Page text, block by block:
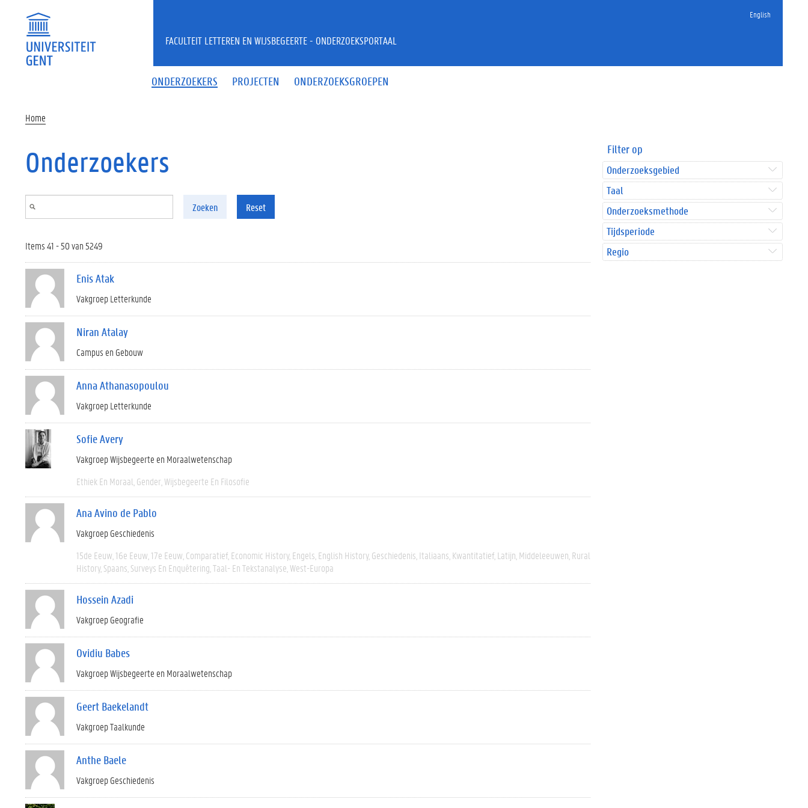
English
ONDERZOEKERS PROJECTEN ONDERZOEKSGROEPEN
FACULTEIT LETTEREN EN WIJSBEGEERTE - ONDERZOEKSPORTAAL
Home
Onderzoekers
Zoeken Reset
Items 41 - 50 van 5249
Enis Atak
Vakgroep Letterkunde
Niran Atalay
Campus en Gebouw
Anna Athanasopoulou
Vakgroep Letterkunde
Sofie Avery
Vakgroep Wijsbegeerte en Moraalwetenschap
Ethiek En Moraal Gender Wijsbegeerte En Filosofie
Ana Avino de Pablo
Vakgroep Geschiedenis
15de Eeuw 16e Eeuw 17e Eeuw Comparatief Economic History Engels English History Geschiedenis Italiaans Kwantitatief Latijn Middeleeuwen Rural
History Spaans Surveys En Enquêtering Taal- En Tekstanalyse West-Europa
Hossein Azadi
Vakgroep Geografie
Ovidiu Babes
Vakgroep Wijsbegeerte en Moraalwetenschap
Geert Baekelandt
Vakgroep Taalkunde
Anthe Baele
Vakgroep Geschiedenis
Filter op
Onderzoeksgebied
Taal
Onderzoeksmethode
Tijdsperiode
Regio